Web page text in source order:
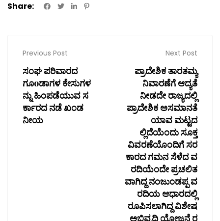
Share:
Previous Post
ಸಂಘ ಪರಿವಾರದ
ಗೂoಡಾಗಳ ಕೇಸುಗಳ
ನ್ನು ಹಿಂಪಡೆಯುವ ಸ
ರ್ಕಾರದ ನಡೆ ಖಂಡ
ನೀಯ
Next Post
ಪ್ರಾದೇಶಿಕ ತಾರತಮ್ಯ
ನಿವಾರಣೆಗೆ ಆದ್ಯತೆ
ನೀಡದೇ ರಾಜ್ಯದಲ್ಲಿ
ಪ್ರಾದೇಶಿಕ ಅಸಮಾನತೆ
ಯಾವ ಮಟ್ಟದ
ಲ್ಲಿದೆಯೆಂದು ಸೂಕ್ತ
ವಿವರಣೆಯೊಂದಿಗೆ ಸರ
ಕಾರದ ಗಮನ ಸೆಳೆದ ವ
ರದಿಯೆಂದೇ ಪ್ರಚಲಿತ
ವಾಗಿದ್ದ ನಂಜುಂಡಪ್ಪ ವ
ರದಿಯ ಆಧಾರದಲ್ಲಿ
ರೂಪಿಸಲಾಗಿದ್ದ ವಿಶೇಷ
ಅಭಿವೃದ್ಧಿ ಯೋಜನೆ ರ